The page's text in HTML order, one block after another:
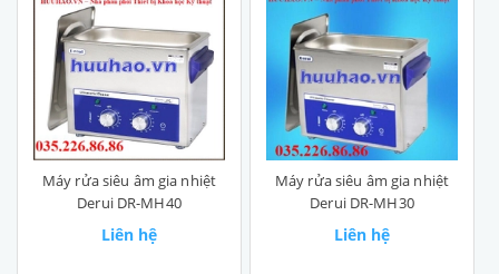
Máy rửa siêu âm gia nhiệt
Derui DR-MH40
Liên hệ
Máy rửa siêu âm gia nhiệt
Derui DR-MH30
Liên hệ